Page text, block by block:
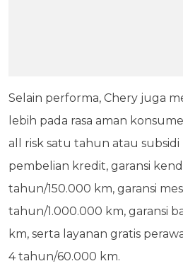
Selain performa, Chery juga
lebih pada rasa aman
all risk satu tahun atau
pembelian kredit, garansi
tahun/150.000 km, garansi
tahun/1.000.000 km, garansi
km, serta layanan gratis
4 tahun/60.000 km.